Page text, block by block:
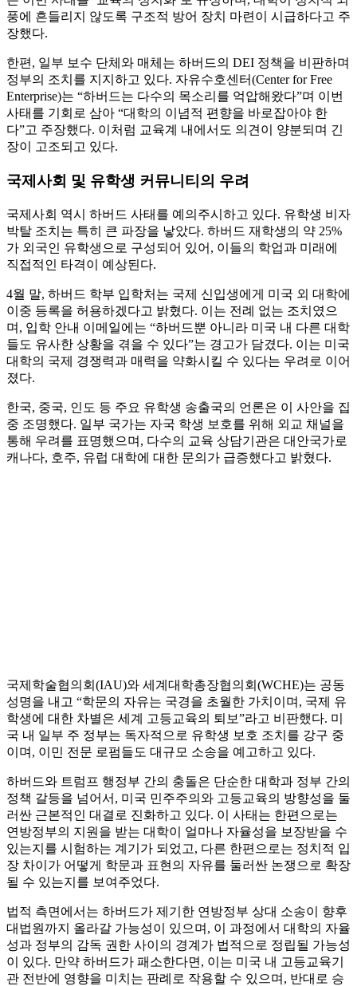
풍에 흔들리지 않도록 구조적 방어 장치 마련이 시급하다고 주
장했다.
한편, 일부 보수 단체와 매체는 하버드의 DEI 정책을 비판하며
정부의 조치를 지지하고 있다. 자유수호센터(Center for Free
Enterprise)는 “하버드는 다수의 목소리를 억압해왔다”며 이번
사태를 기회로 삼아 “대학의 이념적 편향을 바로잡아야 한
다”고 주장했다. 이처럼 교육계 내에서도 의견이 양분되며 긴
장이 고조되고 있다.
국제사회 및 유학생 커뮤니티의 우려
국제사회 역시 하버드 사태를 예의주시하고 있다. 유학생 비자
박탈 조치는 특히 큰 파장을 낳았다. 하버드 재학생의 약 25%
가 외국인 유학생으로 구성되어 있어, 이들의 학업과 미래에
직접적인 타격이 예상된다.
4월 말, 하버드 학부 입학처는 국제 신입생에게 미국 외 대학에
이중 등록을 허용하겠다고 밝혔다. 이는 전례 없는 조치였으
며, 입학 안내 이메일에는 “하버드뿐 아니라 미국 내 다른 대학
들도 유사한 상황을 겪을 수 있다”는 경고가 담겼다. 이는 미국
대학의 국제 경쟁력과 매력을 약화시킬 수 있다는 우려로 이어
졌다.
한국, 중국, 인도 등 주요 유학생 송출국의 언론은 이 사안을 집
중 조명했다. 일부 국가는 자국 학생 보호를 위해 외교 채널을
통해 우려를 표명했으며, 다수의 교육 상담기관은 대안국가로
캐나다, 호주, 유럽 대학에 대한 문의가 급증했다고 밝혔다.
국제학술협의회(IAU)와 세계대학총장협의회(WCHE)는 공동
성명을 내고 “학문의 자유는 국경을 초월한 가치이며, 국제 유
학생에 대한 차별은 세계 고등교육의 퇴보”라고 비판했다. 미
국 내 일부 주 정부는 독자적으로 유학생 보호 조치를 강구 중
이며, 이민 전문 로펌들도 대규모 소송을 예고하고 있다.
하버드와 트럼프 행정부 간의 충돌은 단순한 대학과 정부 간의
정책 갈등을 넘어서, 미국 민주주의와 고등교육의 방향성을 둘
러싼 근본적인 대결로 진화하고 있다. 이 사태는 한편으로는
연방정부의 지원을 받는 대학이 얼마나 자율성을 보장받을 수
있는지를 시험하는 계기가 되었고, 다른 한편으로는 정치적 입
장 차이가 어떻게 학문과 표현의 자유를 둘러싼 논쟁으로 확장
될 수 있는지를 보여주었다.
법적 측면에서는 하버드가 제기한 연방정부 상대 소송이 향후
대법원까지 올라갈 가능성이 있으며, 이 과정에서 대학의 자율
성과 정부의 감독 권한 사이의 경계가 법적으로 정립될 가능성
이 있다. 만약 하버드가 패소한다면, 이는 미국 내 고등교육기
관 전반에 영향을 미치는 판례로 작용할 수 있으며, 반대로 승